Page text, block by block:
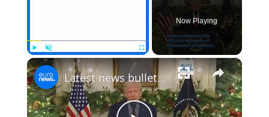
Play Unmute Fullscreen
Now Playing
×
Latest news bulletin | December 20th, 2025 – Morning